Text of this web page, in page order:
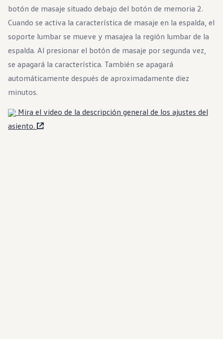
botón de masaje situado debajo del botón de memoria 2.
Cuando se activa la característica de masaje en la espalda, el
soporte lumbar se mueve y masajea la región lumbar de la
espalda. Al presionar el botón de masaje por segunda vez,
se apagará la característica. También se apagará
automáticamente después de aproximadamente diez
minutos.
Mira el video de la descripción general de los ajustes del
asiento.